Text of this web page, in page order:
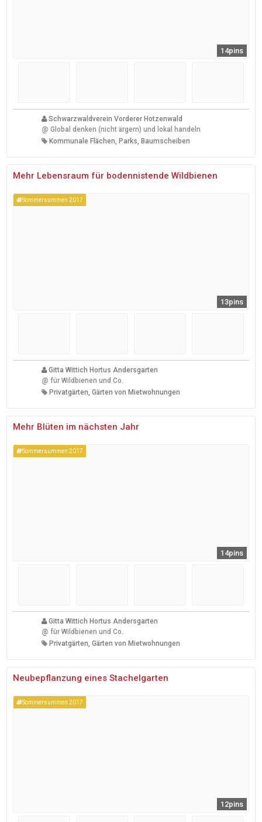
14pins
Schwarzwaldverein Vorderer Hotzenwald
@ Global denken (nicht ärgern) und lokal handeln
Kommunale Flächen, Parks, Baumscheiben
Mehr Lebensraum für bodennistende Wildbienen
Sommersummen 2017
13pins
Gitta Wittich Hortus Andersgarten
@ für Wildbienen und Co.
Privatgärten, Gärten von Mietwohnungen
Mehr Blüten im nächsten Jahr
Sommersummen 2017
14pins
Gitta Wittich Hortus Andersgarten
@ für Wildbienen und Co.
Privatgärten, Gärten von Mietwohnungen
Neubepflanzung eines Stachelgarten
Sommersummen 2017
12pins